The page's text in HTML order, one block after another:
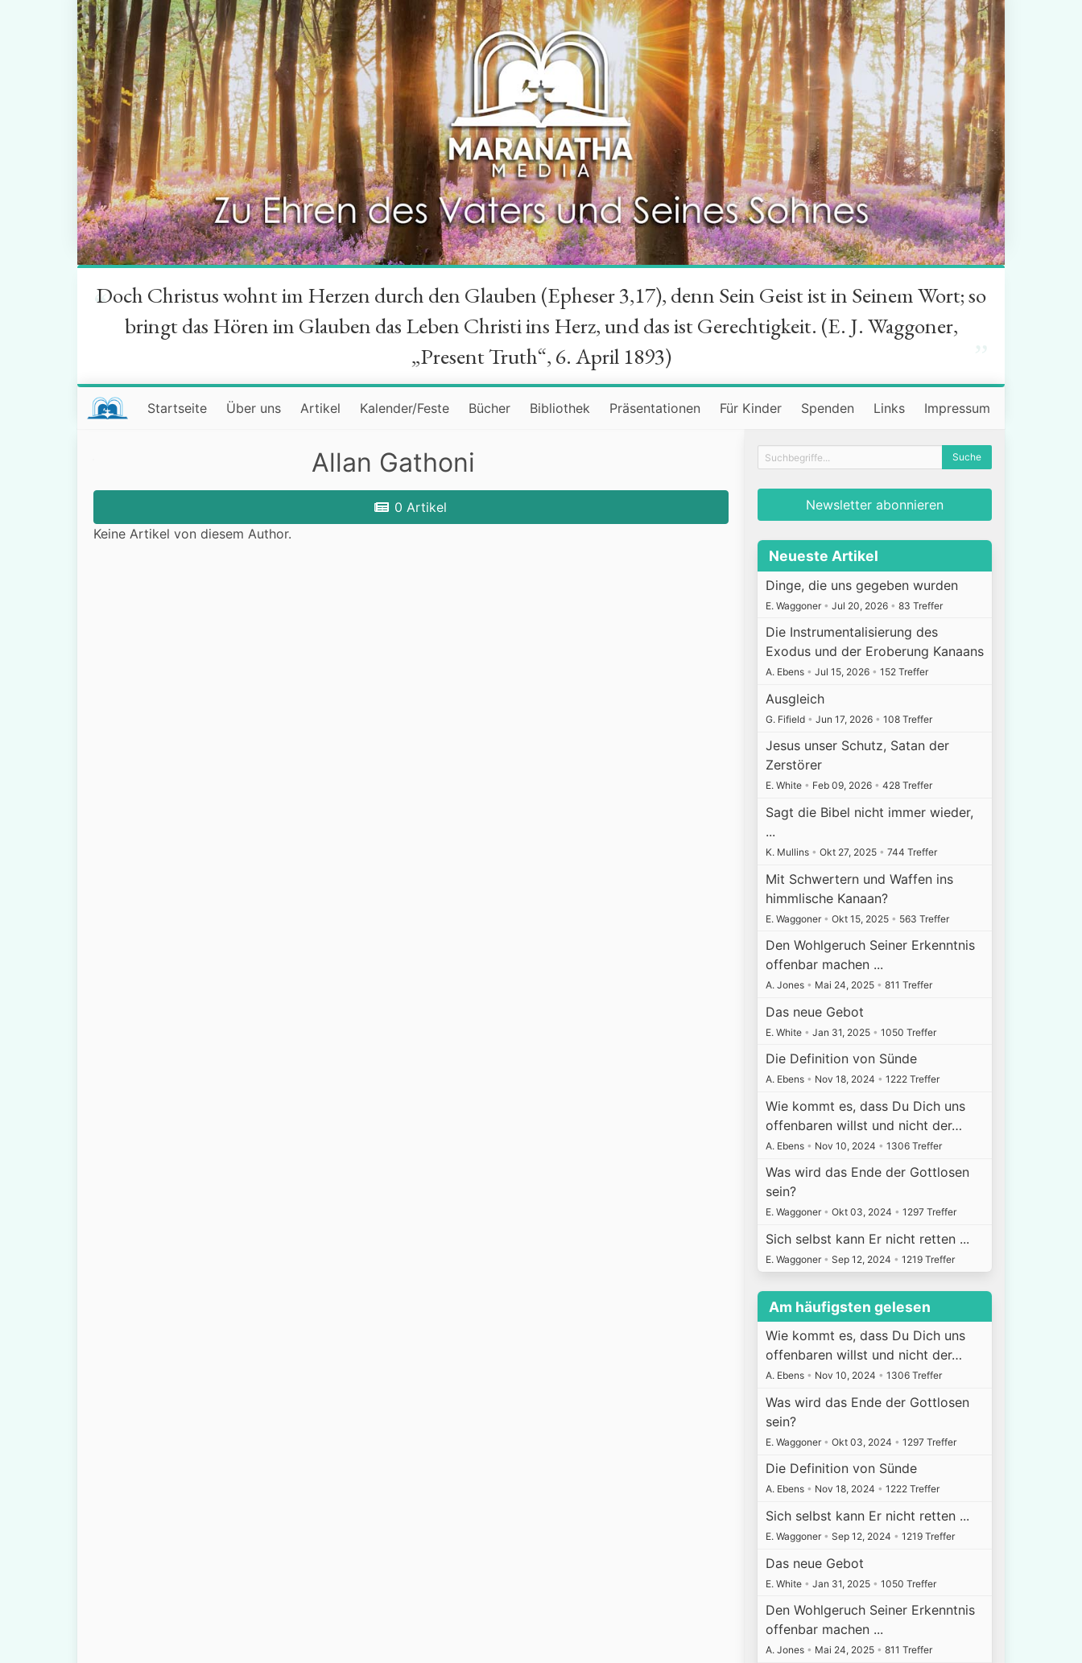
“
Doch Christus wohnt im Herzen durch den Glauben (Epheser 3,17), denn Sein Geist ist in Seinem Wort; so
bringt das Hören im Glauben das Leben Christi ins Herz, und das ist Gerechtigkeit. (E. J. Waggoner,
„Present Truth“, 6. April 1893)
Startseite Über uns Artikel Kalender/Feste Bücher Bibliothek Präsentationen Für Kinder Spenden Links Impressum
Allan Gathoni
0 Artikel
Keine Artikel von diesem Author.
Newsletter abonnieren
Neueste Artikel
Dinge, die uns gegeben wurden
E. Waggoner • Jul 20, 2026 • 83 Treffer
Die Instrumentalisierung des
Exodus und der Eroberung Kanaans
A. Ebens • Jul 15, 2026 • 152 Treffer
Ausgleich
G. Fifield • Jun 17, 2026 • 108 Treffer
Jesus unser Schutz, Satan der
Zerstörer
E. White • Feb 09, 2026 • 428 Treffer
Sagt die Bibel nicht immer wieder,
...
K. Mullins • Okt 27, 2025 • 744 Treffer
Mit Schwertern und Waffen ins
himmlische Kanaan?
E. Waggoner • Okt 15, 2025 • 563 Treffer
Den Wohlgeruch Seiner Erkenntnis
offenbar machen ...
A. Jones • Mai 24, 2025 • 811 Treffer
Das neue Gebot
E. White • Jan 31, 2025 • 1050 Treffer
Die Definition von Sünde
A. Ebens • Nov 18, 2024 • 1222 Treffer
Wie kommt es, dass Du Dich uns
offenbaren willst und nicht der…
A. Ebens • Nov 10, 2024 • 1306 Treffer
Was wird das Ende der Gottlosen
sein?
E. Waggoner • Okt 03, 2024 • 1297 Treffer
Sich selbst kann Er nicht retten ...
E. Waggoner • Sep 12, 2024 • 1219 Treffer
Am häufigsten gelesen
Wie kommt es, dass Du Dich uns
offenbaren willst und nicht der…
A. Ebens • Nov 10, 2024 • 1306 Treffer
Was wird das Ende der Gottlosen
sein?
E. Waggoner • Okt 03, 2024 • 1297 Treffer
Die Definition von Sünde
A. Ebens • Nov 18, 2024 • 1222 Treffer
Sich selbst kann Er nicht retten ...
E. Waggoner • Sep 12, 2024 • 1219 Treffer
Das neue Gebot
E. White • Jan 31, 2025 • 1050 Treffer
Den Wohlgeruch Seiner Erkenntnis
offenbar machen ...
A. Jones • Mai 24, 2025 • 811 Treffer